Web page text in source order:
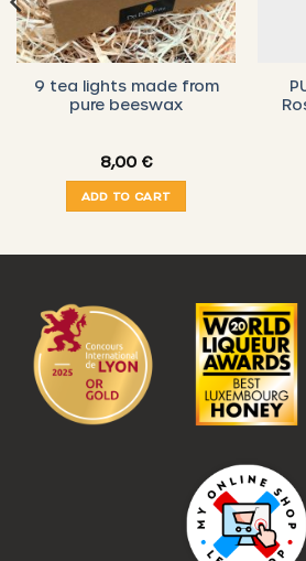
9 tea lights made from
pure beeswax
8,00 €
ADD TO CART